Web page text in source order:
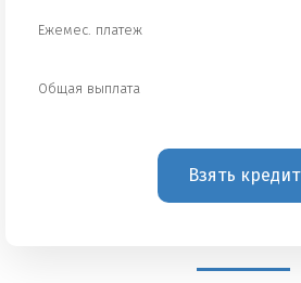
Ежемес. платеж
Общая выплата
Взять кредит